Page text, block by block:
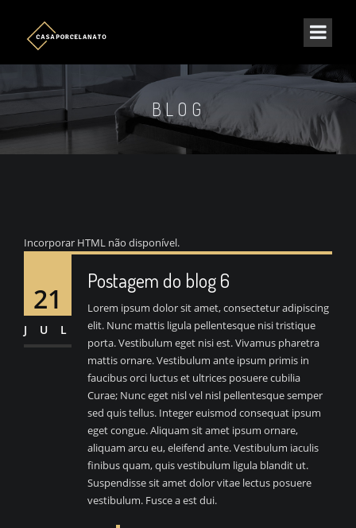
BLOG
Incorporar HTML não disponível.
21
JUL
Postagem do blog 6
Lorem ipsum dolor sit amet, consectetur adipiscing
elit. Nunc mattis ligula pellentesque nisi tristique
porta. Vestibulum eget nisi est. Vivamus pharetra
mattis ornare. Vestibulum ante ipsum primis in
faucibus orci luctus et ultrices posuere cubilia
Curae; Nunc eget nisl vel nisl pellentesque semper
sed quis tellus. Integer euismod consequat ipsum
eget congue. Aliquam sit amet ipsum ornare,
aliquam arcu eu, eleifend ante. Vestibulum iaculis
finibus quam, quis vestibulum ligula blandit ut.
Suspendisse sit amet dolor vitae lectus posuere
vestibulum. Fusce a est dui.